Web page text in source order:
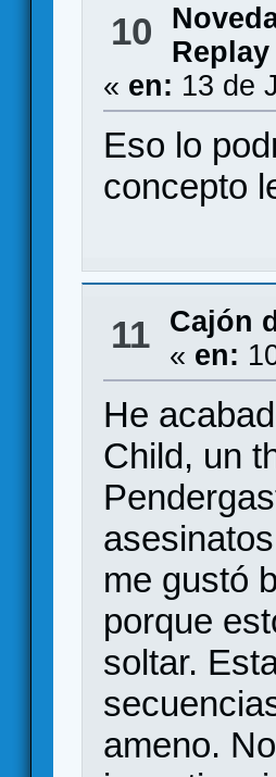
10
« en: 13 de
Eso lo
concepto
11 Cajón
« en:
He
Child, un
me gustó
porque
soltar.
ameno.